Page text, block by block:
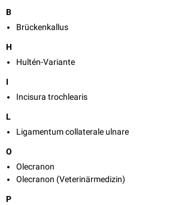
B
Brückenkallus
H
Hultén-Variante
I
Incisura trochlearis
L
Ligamentum collaterale ulnare
O
Olecranon
Olecranon (Veterinärmedizin)
P